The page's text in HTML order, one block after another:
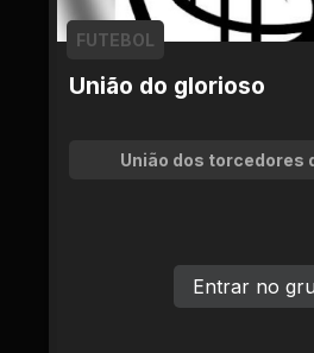
União do glorioso
FUTEBOL
União dos torcedores
Entrar no